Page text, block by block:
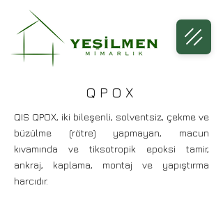
QPOX
QIS QPOX, iki bileşenli, solventsiz, çekme ve
büzülme (rötre) yapmayan, macun
kıvamında ve tiksotropik epoksi tamir,
ankraj, kaplama, montaj ve yapıştırma
harcıdır.